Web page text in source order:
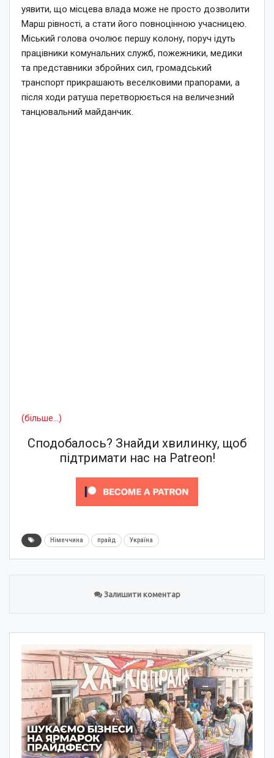
уявити, що місцева влада може не просто дозволити
Марш рівності, а стати його повноцінною учасницею.
Міський голова очолює першу колону, поруч ідуть
працівники комунальних служб, пожежники, медики
та представники збройних сил, громадський
транспорт прикрашають веселковими прапорами, а
після ходи ратуша перетворюється на величезний
танцювальний майданчик.
(більше…)
Сподобалось? Знайди хвилинку, щоб
підтримати нас на Patreon!
Німеччина прайд Україна
Залишити коментар